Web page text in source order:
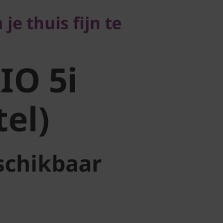
5i
je thuis fijn te
5i